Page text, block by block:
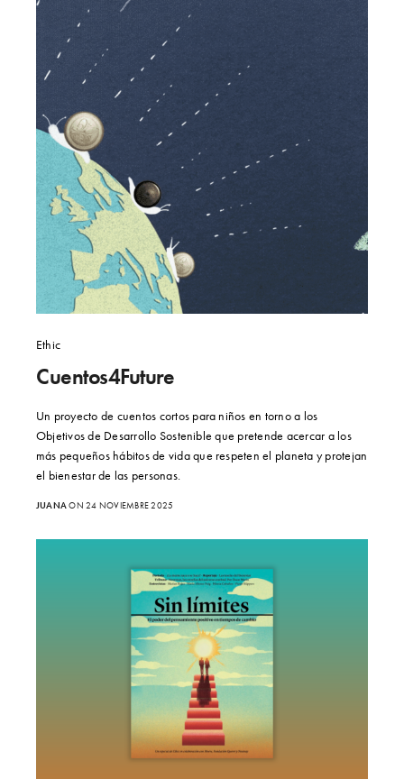
Ethic
Cuentos4Future
Un proyecto de cuentos cortos para niños en torno a los
Objetivos de Desarrollo Sostenible que pretende acercar a los
más pequeños hábitos de vida que respeten el planeta y protejan
el bienestar de las personas.
JUANAON 24 NOVIEMBRE 2025